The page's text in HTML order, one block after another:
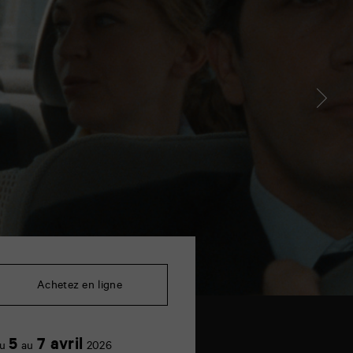
Achetez en ligne
5 au 7 avril 2026